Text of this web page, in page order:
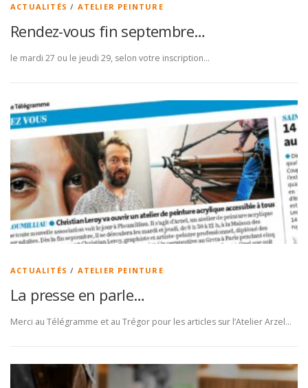
ACTUALITÉS / ATELIER PEINTURE
Rendez-vous fin septembre…
le mardi 27 ou le jeudi 29, selon votre inscription…
ACTUALITÉS / ATELIER PEINTURE
La presse en parle…
Merci au Télégramme et au Trégor pour les articles sur l’Atelier Arzel…